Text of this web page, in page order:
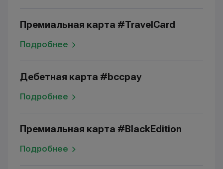
Премиальная карта #TravelCard
Подробнее
Дебетная карта #bccpay
Подробнее
Премиальная карта #BlackEdition
Подробнее